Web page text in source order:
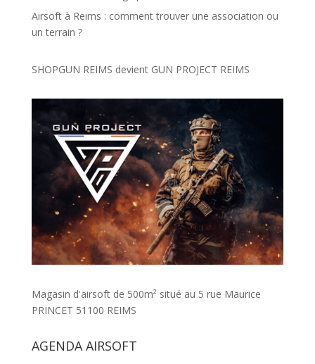
Airsoft à Reims : comment trouver une association ou
un terrain ?
SHOPGUN REIMS devient GUN PROJECT REIMS
Magasin d'airsoft de 500m² situé au 5 rue Maurice
PRINCET 51100 REIMS
AGENDA AIRSOFT